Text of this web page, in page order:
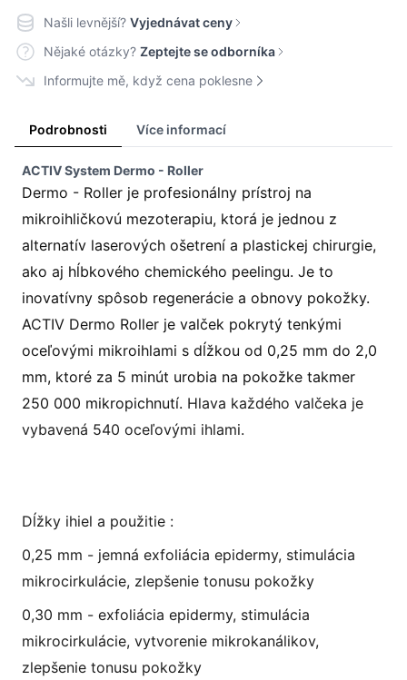
Našli levnější? Vyjednávat ceny
Nějaké otázky? Zeptejte se odborníka
Informujte mě, když cena poklesne
Podrobnosti Více informací
ACTIV System Dermo - Roller
Dermo - Roller je profesionálny prístroj na
mikroihličkovú mezoterapiu, ktorá je jednou z
alternatív laserových ošetrení a plastickej chirurgie,
ako aj hĺbkového chemického peelingu. Je to
inovatívny spôsob regenerácie a obnovy pokožky.
ACTIV Dermo Roller je valček pokrytý tenkými
oceľovými mikroihlami s dĺžkou od 0,25 mm do 2,0
mm, ktoré za 5 minút urobia na pokožke takmer
250 000 mikropichnutí. Hlava každého valčeka je
vybavená 540 oceľovými ihlami.
Dĺžky ihiel a použitie :
0,25 mm - jemná exfoliácia epidermy, stimulácia
mikrocirkulácie, zlepšenie tonusu pokožky
0,30 mm - exfoliácia epidermy, stimulácia
mikrocirkulácie, vytvorenie mikrokanálikov,
zlepšenie tonusu pokožky